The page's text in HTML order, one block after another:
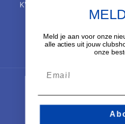
KVK: 42041385
Nederland (EUR
MELD
Meld je aan voor onze
alle acties uit jouw clubshop en
onze beste